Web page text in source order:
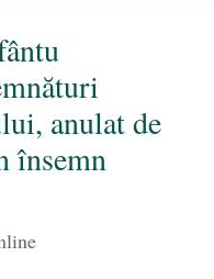
anulat de
însemn